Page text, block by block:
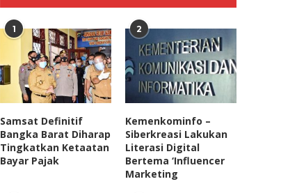
1
Samsat Definitif
Bangka Barat Diharap
Tingkatkan Ketaatan
Bayar Pajak
2
Kemenkominfo –
Siberkreasi Lakukan
Literasi Digital
Bertema ‘Influencer
Marketing